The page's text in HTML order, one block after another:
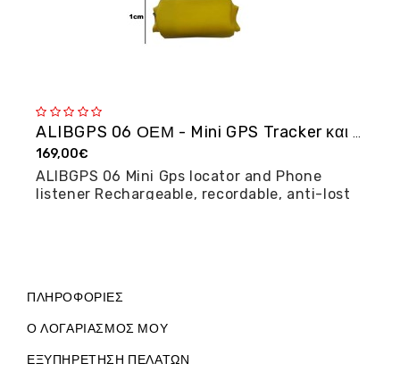
ALIBGPS 06 ΟΕΜ - Mini GPS Tracker και φω�...
169,00€
ALIBGPS 06 Mini Gps locator and Phone
listener Rechargeable, recordable, anti-lost
ΠΛΗΡΟΦΟΡΊΕΣ
Ο ΛΟΓΑΡΙΑΣΜΌΣ ΜΟΥ
ΕΞΥΠΗΡΈΤΗΣΗ ΠΕΛΑΤΏΝ